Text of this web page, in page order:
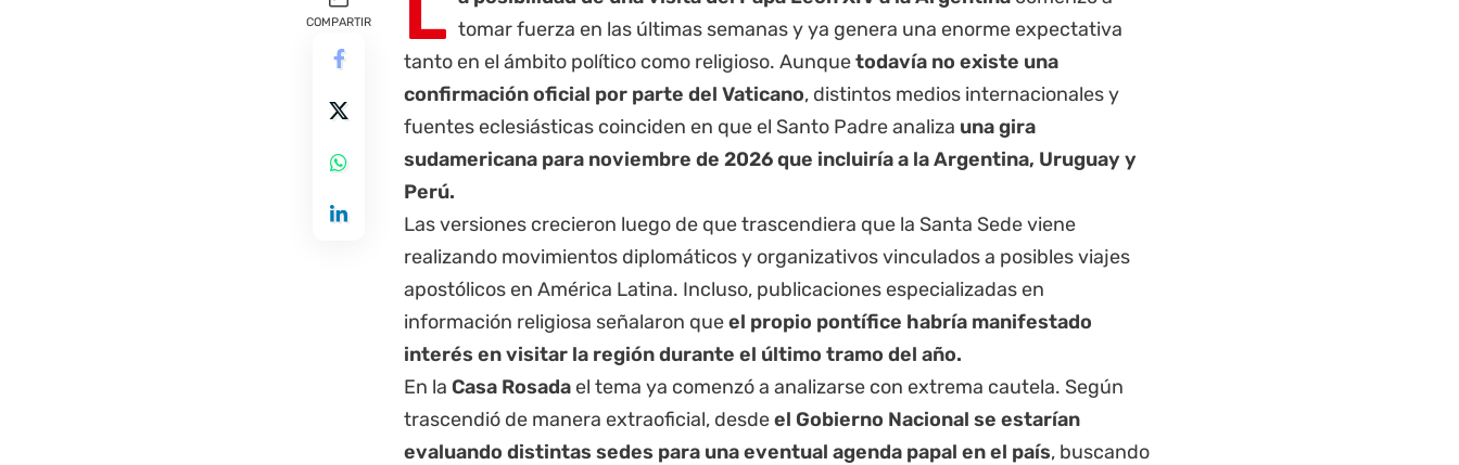
COMPARTIR
tomar fuerza en las últimas semanas y ya genera una enorme expectativa
tanto en el ámbito político como religioso. Aunquetodavía no existe una
confirmación oficial por parte del Vaticano, distintos medios internacionales y
fuentes eclesiásticas coinciden en que el Santo Padre analiza una gira
sudamericana para noviembre de 2026 que incluiría a la Argentina, Uruguay y
Perú.
Las versiones crecieron luego de que trascendiera que la Santa Sede viene
realizando movimientos diplomáticos y organizativos vinculados a posibles viajes
apostólicos en América Latina. Incluso, publicaciones especializadas en
información religiosa señalaron queel propio pontífice habría manifestado
interés en visitar la región durante el último tramo del año.
En la Casa Rosada el tema ya comenzó a analizarse con extrema cautela. Según
trascendió de manera extraoficial, desdeel Gobierno Nacional se estarían
evaluando distintas sedes para una eventual agenda papal en el país, buscando